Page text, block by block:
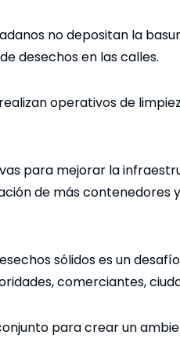
no depositan la
desechos en las calles.
operativos de
para mejorar la
de más
sólidos es un
comerciantes,
para crear un